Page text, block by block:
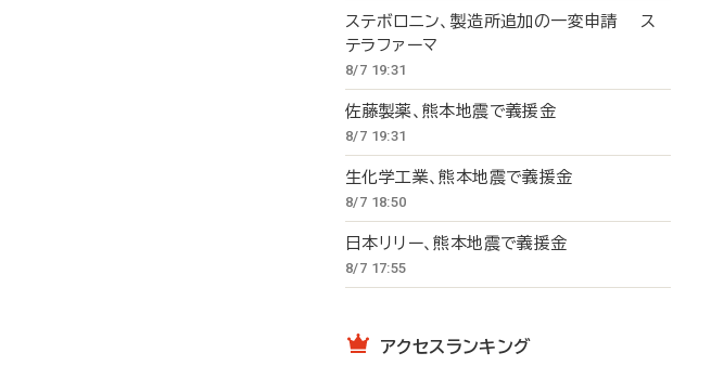
ステボロニン、製造所追加の一変申請 ス
テラファーマ
8/7 19:31
佐藤製薬、熊本地震で義援金
8/7 19:31
生化学工業、熊本地震で義援金
8/7 18:50
日本リリー、熊本地震で義援金
8/7 17:55
アクセスランキング